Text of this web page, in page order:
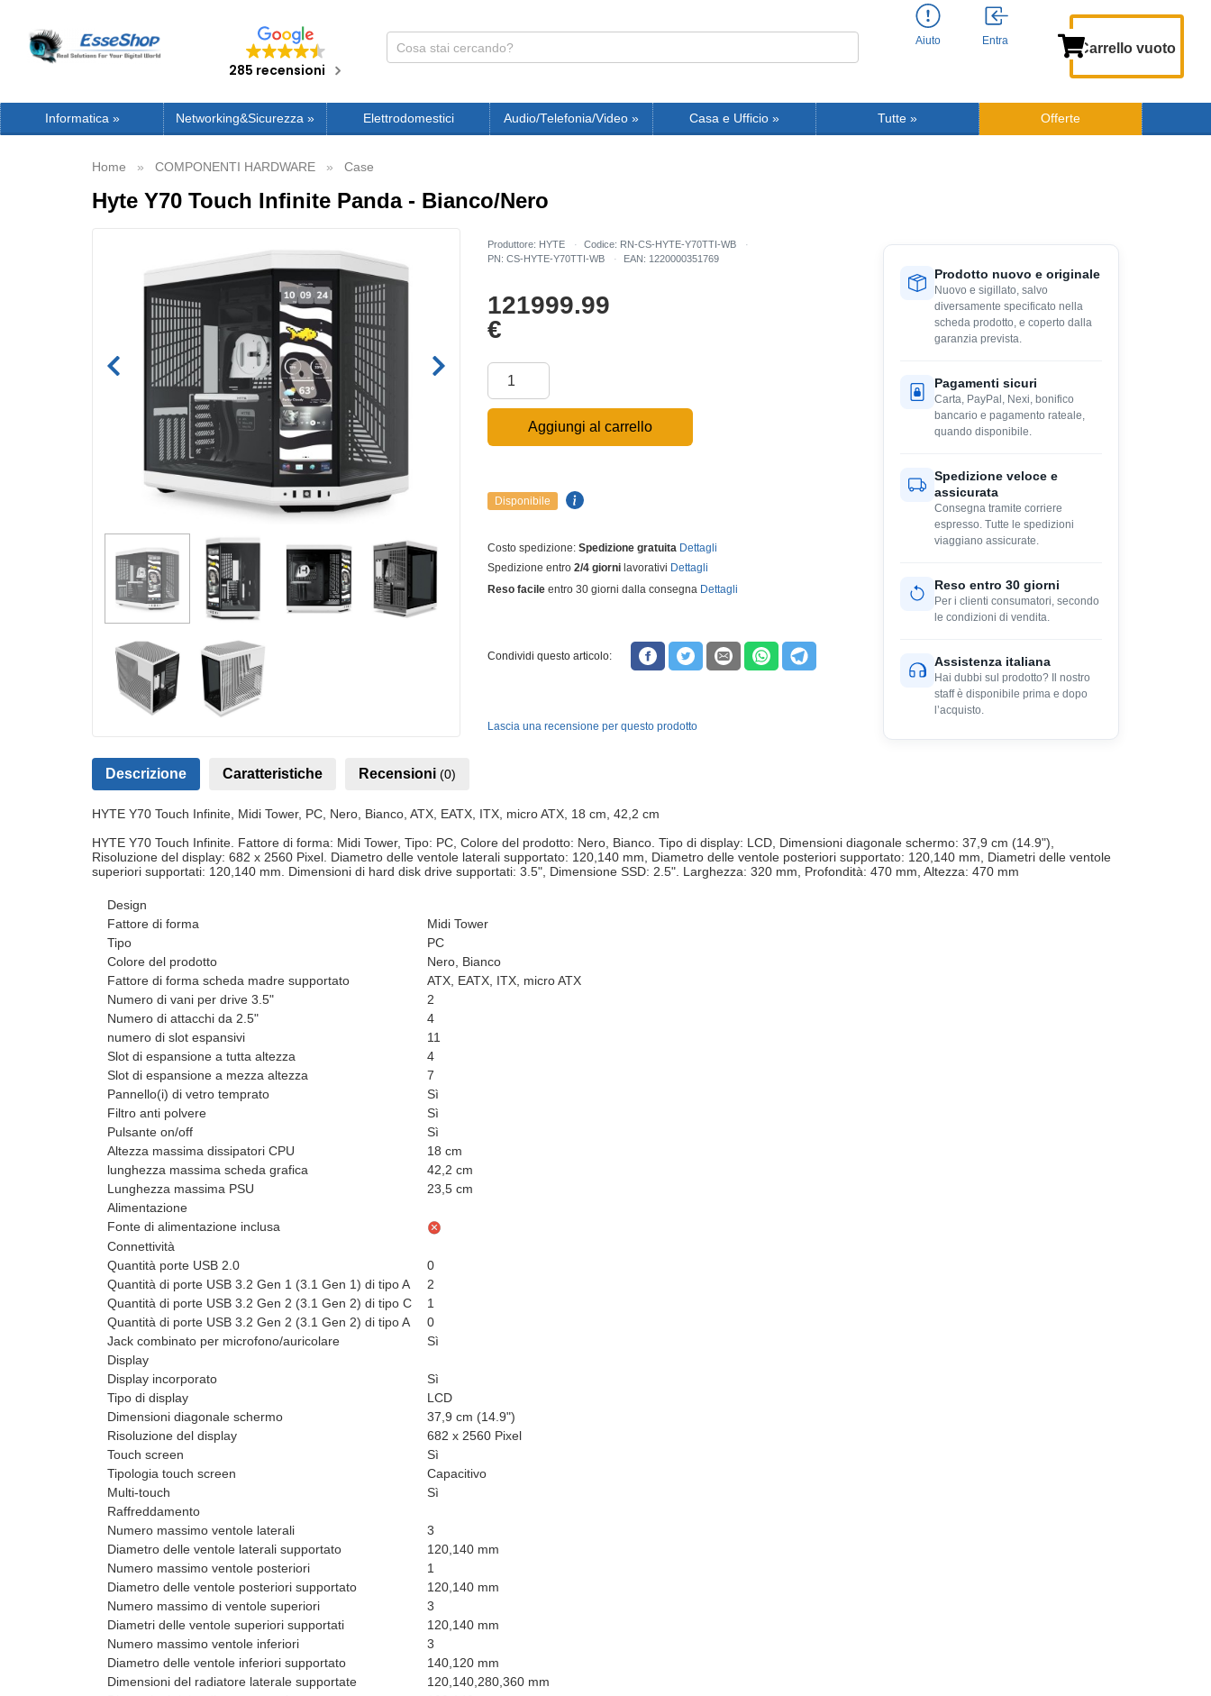
285 recensioni
Aiuto Entra Carrello vuoto
Informatica» Networking&Sicurezza » Elettrodomestici Audio/Telefonia/Video » Casa e Ufficio » Tutte » Offerte
Home COMPONENTI HARDWARE Case
Hyte Y70 Touch Infinite Panda - Bianco/Nero
Produttore: HYTE
Codice: RN-CS-HYTE-Y70TTI-WB
PN: CS-HYTE-Y70TTI-WB
EAN: 1220000351769
121999.99
€
Aggiungi al carrello
Disponibile
Costo spedizione: Spedizione gratuita Dettagli
Spedizione entro 2/4 giornilavorativi Dettagli
Reso facileentro 30 giorni dalla consegna Dettagli
Condividi questo articolo:
Lascia una recensione per questo prodotto
Prodotto nuovo e originale
Nuovo e sigillato, salvo
diversamente specificato nella
scheda prodotto, e coperto dalla
garanzia prevista.
Pagamenti sicuri
Carta, PayPal, Nexi, bonifico
bancario e pagamento rateale,
quando disponibile.
Spedizione veloce e
assicurata
Consegna tramite corriere
espresso. Tutte le spedizioni
viaggiano assicurate.
Reso entro 30 giorni
Per i clienti consumatori, secondo
le condizioni di vendita.
Assistenza italiana
Hai dubbi sul prodotto? Il nostro
staff è disponibile prima e dopo
l’acquisto.
Descrizione Caratteristiche Recensioni (0)
HYTE Y70 Touch Infinite, Midi Tower, PC, Nero, Bianco, ATX, EATX, ITX, micro ATX, 18 cm, 42,2 cm
HYTE Y70 Touch Infinite. Fattore di forma: Midi Tower, Tipo: PC, Colore del prodotto: Nero, Bianco. Tipo di display: LCD, Dimensioni diagonale schermo: 37,9 cm (14.9"),
Risoluzione del display: 682 x 2560 Pixel. Diametro delle ventole laterali supportato: 120,140 mm, Diametro delle ventole posteriori supportato: 120,140 mm, Diametri delle ventole
superiori supportati: 120,140 mm. Dimensioni di hard disk drive supportati: 3.5", Dimensione SSD: 2.5". Larghezza: 320 mm, Profondità: 470 mm, Altezza: 470 mm
Design
Fattore di forma
Midi Tower
Tipo
PC
Colore del prodotto
Nero, Bianco
Fattore di forma scheda madre supportato
ATX, EATX, ITX, micro ATX
Numero di vani per drive 3.5"
2
Numero di attacchi da 2.5"
4
numero di slot espansivi
11
Slot di espansione a tutta altezza
4
Slot di espansione a mezza altezza
7
Pannello(i) di vetro temprato
Sì
Filtro anti polvere
Sì
Pulsante on/off
Sì
Altezza massima dissipatori CPU
18 cm
lunghezza massima scheda grafica
42,2 cm
Lunghezza massima PSU
23,5 cm
Alimentazione
Fonte di alimentazione inclusa
Connettività
Quantità porte USB 2.0
0
Quantità di porte USB 3.2 Gen 1 (3.1 Gen 1) di tipo A
2
Quantità di porte USB 3.2 Gen 2 (3.1 Gen 2) di tipo C
1
Quantità di porte USB 3.2 Gen 2 (3.1 Gen 2) di tipo A
0
Jack combinato per microfono/auricolare
Sì
Display
Display incorporato
Sì
Tipo di display
LCD
Dimensioni diagonale schermo
37,9 cm (14.9")
Risoluzione del display
682 x 2560 Pixel
Touch screen
Sì
Tipologia touch screen
Capacitivo
Multi-touch
Sì
Raffreddamento
Numero massimo ventole laterali
3
Diametro delle ventole laterali supportato
120,140 mm
Numero massimo ventole posteriori
1
Diametro delle ventole posteriori supportato
120,140 mm
Numero massimo di ventole superiori
3
Diametri delle ventole superiori supportati
120,140 mm
Numero massimo ventole inferiori
3
Diametro delle ventole inferiori supportato
140,120 mm
Dimensioni del radiatore laterale supportate
120,140,280,360 mm